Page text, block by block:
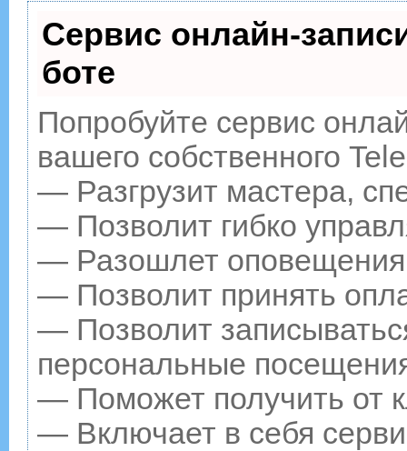
Сервис онлайн-
боте
Попробуйте сервис
вашего собственного
— Разгрузит мастера,
— Позволит гибко
— Разошлет оповещения
— Позволит принять
— Позволит
персональные
— Поможет получить от
— Включает в себя